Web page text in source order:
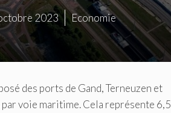
2023 Economie
des ports de Gand, Terneuzen et
voie maritime. Cela représente 6,5